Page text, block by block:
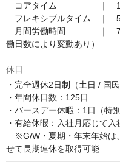
コアタイム　　　　　｜　
フレキシブルタイム　｜　
月間労働時間　　　　｜　
働日数により変動あり）
休日
・完全週休2日制（土日 / 国
・年間休日数：125日
・バースデー休暇：1日（特
・有給休暇：入社月応じて入
※G/W・夏期・年末年始は
せて長期連休を取得可能